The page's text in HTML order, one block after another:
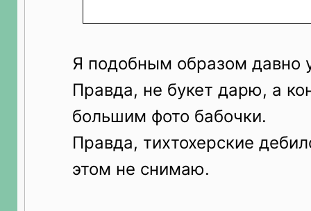
Я подобным образом давно
Правда, не букет дарю, а
большим фото бабочки.
Правда, тихтохерские
этом не снимаю.